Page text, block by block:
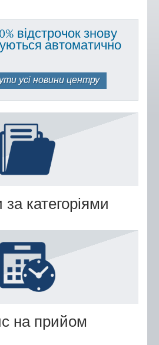
місця адміністраторів ЦНАП
для захисників та
міська рада
у справах ветеранів України
відстрочок знову
автоматично
усі новини центру
категоріями
на прийом